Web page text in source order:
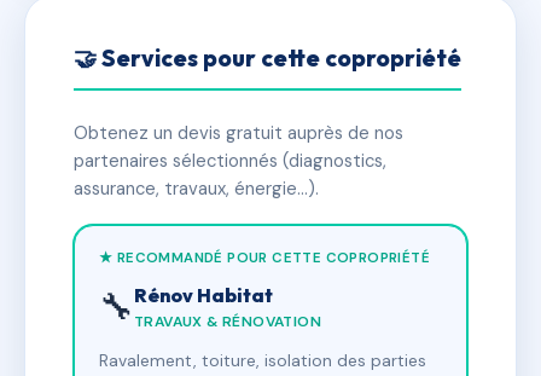
🤝 Services pour cette copropriété
Obtenez un devis gratuit auprès de nos
partenaires sélectionnés (diagnostics,
assurance, travaux, énergie…).
★ RECOMMANDÉ POUR CETTE COPROPRIÉTÉ
🔧 Rénov Habitat
TRAVAUX & RÉNOVATION
Ravalement, toiture, isolation des parties